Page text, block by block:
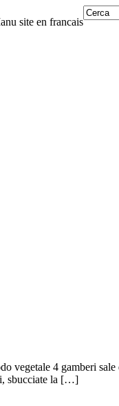
4 gamberi
sbucciate la […]